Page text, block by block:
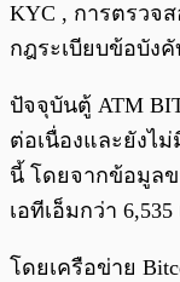
KYC , การตรวจ
กฎระเบียบข้อบัง
ปัจจุบันตู้ ATM
ต่อเนื่องและยังไ
นี้ โดยจากข้อมูลข
เอทีเอ็มกว่า
โดยเครือข่าย